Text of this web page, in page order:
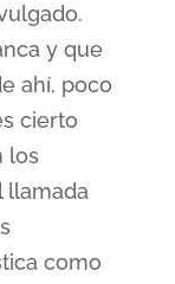
y que
ahí, poco
cierto
los
llamada
como